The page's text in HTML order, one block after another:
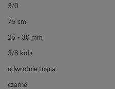
3/0
75 cm
25 - 30 mm
3/8 koła
odwrotnie tnąca
czarne